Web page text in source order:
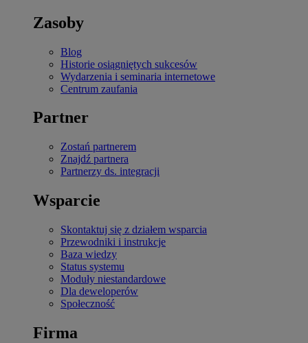
Zasoby
Blog
Historie osiągniętych sukcesów
Wydarzenia i seminaria internetowe
Centrum zaufania
Partner
Zostań partnerem
Znajdź partnera
Partnerzy ds. integracji
Wsparcie
Skontaktuj się z działem wsparcia
Przewodniki i instrukcje
Baza wiedzy
Status systemu
Moduły niestandardowe
Dla deweloperów
Społeczność
Firma